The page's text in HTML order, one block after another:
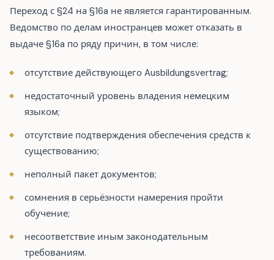
Переход с §24 на §16a не является гарантированным.
Ведомство по делам иностранцев может отказать в
выдаче §16a по ряду причин, в том числе:
отсутствие действующего Ausbildungsvertrag;
недостаточный уровень владения немецким
языком;
отсутствие подтверждения обеспечения средств к
существованию;
неполный пакет документов;
сомнения в серьёзности намерения пройти
обучение;
несоответствие иным законодательным
требованиям.